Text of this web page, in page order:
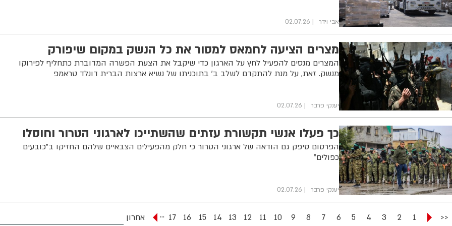
אבי וידר 02.07.26
מצרים הציעה לחמאס למסור את כל הנשק במקום שיפורק
המצרים מנסים להפעיל לחץ על הארגון כדי שיקבל את הצעת הפשרה המדוברת כתחליף לפירוקו
מנשק. זאת, על מנת להתקדם לשלב ב' בתוכניתו של נשיא ארצות הברית דונלד טראמפ
יענקי פרבר 02.07.26
כך פעלו אנשי תקשורת עזתים שהשתייכו לארגוני הטרור וחוסלו
הפרסום סיפק גם הודאה של ארגוני הטרור כי חלק מהפעילים הצבאיים שלהם החזיקו ב”כובעים
כפולים”
יענקי פרבר 02.07.26
<<
1
2
3
4
5
6
7
8
9
10
11
12
13
14
15
16
17
... אחרון